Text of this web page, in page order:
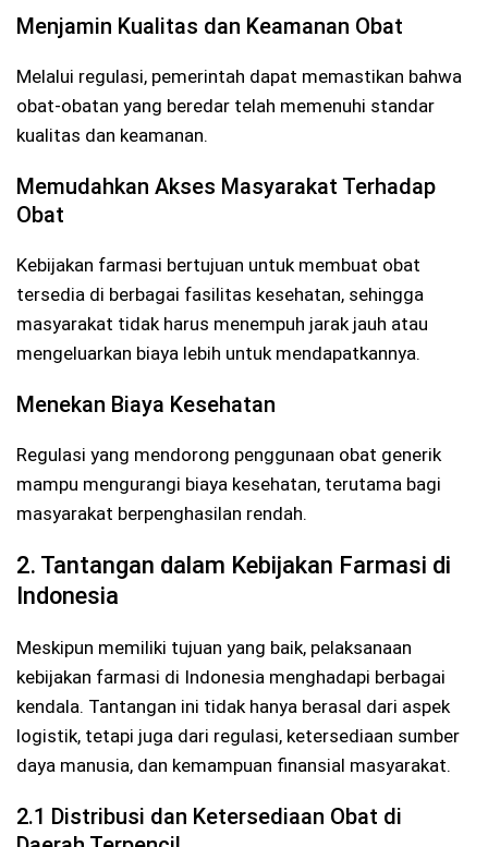
Menjamin Kualitas dan Keamanan Obat
Melalui regulasi, pemerintah dapat memastikan bahwa
obat-obatan yang beredar telah memenuhi standar
kualitas dan keamanan.
Memudahkan Akses Masyarakat Terhadap
Obat
Kebijakan farmasi bertujuan untuk membuat obat
tersedia di berbagai fasilitas kesehatan, sehingga
masyarakat tidak harus menempuh jarak jauh atau
mengeluarkan biaya lebih untuk mendapatkannya.
Menekan Biaya Kesehatan
Regulasi yang mendorong penggunaan obat generik
mampu mengurangi biaya kesehatan, terutama bagi
masyarakat berpenghasilan rendah.
2. Tantangan dalam Kebijakan Farmasi di
Indonesia
Meskipun memiliki tujuan yang baik, pelaksanaan
kebijakan farmasi di Indonesia menghadapi berbagai
kendala. Tantangan ini tidak hanya berasal dari aspek
logistik, tetapi juga dari regulasi, ketersediaan sumber
daya manusia, dan kemampuan finansial masyarakat.
2.1 Distribusi dan Ketersediaan Obat di